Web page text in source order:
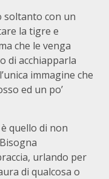
soltanto con un
la tigre e
che le venga
di acchiapparla
immagine che
ed un po’
è quello di non
urlando per
di qualcosa o